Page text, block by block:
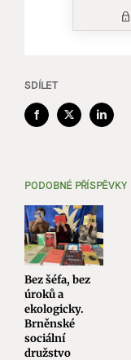
SDÍLET
Facebook
X LinkedIn
PODOBNÉ PŘÍSPĚVKY
Bez šéfa, bez
úroků a
ekologicky.
Brněnské
sociální
družstvo